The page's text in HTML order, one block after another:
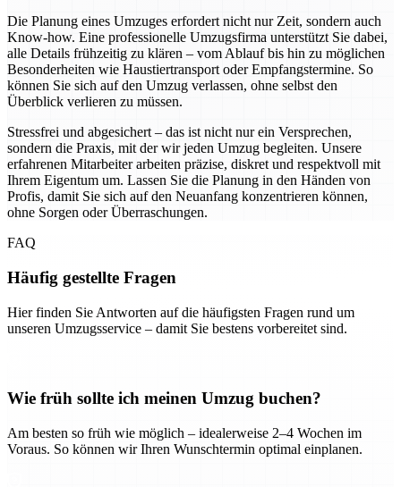
Die Planung eines Umzuges erfordert nicht nur Zeit, sondern auch
Know-how. Eine professionelle Umzugsfirma unterstützt Sie dabei,
alle Details frühzeitig zu klären – vom Ablauf bis hin zu möglichen
Besonderheiten wie Haustiertransport oder Empfangstermine. So
können Sie sich auf den Umzug verlassen, ohne selbst den
Überblick verlieren zu müssen.
Stressfrei und abgesichert – das ist nicht nur ein Versprechen,
sondern die Praxis, mit der wir jeden Umzug begleiten. Unsere
erfahrenen Mitarbeiter arbeiten präzise, diskret und respektvoll mit
Ihrem Eigentum um. Lassen Sie die Planung in den Händen von
Profis, damit Sie sich auf den Neuanfang konzentrieren können,
ohne Sorgen oder Überraschungen.
FAQ
Häufig gestellte Fragen
Hier finden Sie Antworten auf die häufigsten Fragen rund um
unseren Umzugsservice – damit Sie bestens vorbereitet sind.
Wie früh sollte ich meinen Umzug buchen?
Am besten so früh wie möglich – idealerweise 2–4 Wochen im
Voraus. So können wir Ihren Wunschtermin optimal einplanen.